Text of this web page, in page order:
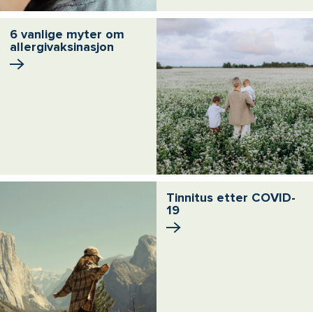
6 vanlige myter om
allergivaksinasjon
Tinnitus etter COVID-
19